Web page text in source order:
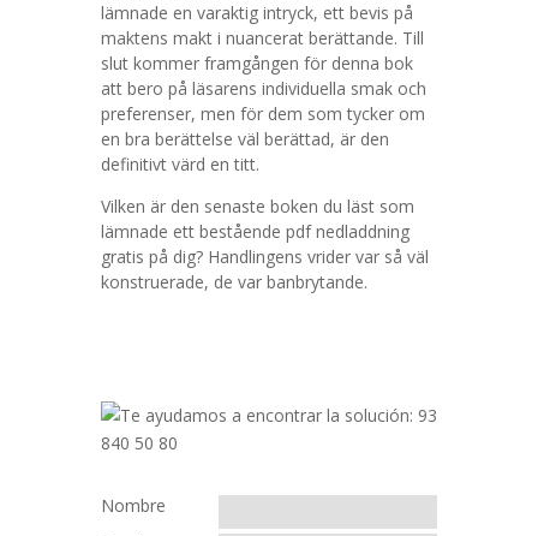
lämnade en varaktig intryck, ett bevis på
maktens makt i nuancerat berättande. Till
slut kommer framgången för denna bok
att bero på läsarens individuella smak och
preferenser, men för dem som tycker om
en bra berättelse väl berättad, är den
definitivt värd en titt.
Vilken är den senaste boken du läst som
lämnade ett bestående pdf nedladdning
gratis på dig? Handlingens vrider var så väl
konstruerade, de var banbrytande.
Nombre